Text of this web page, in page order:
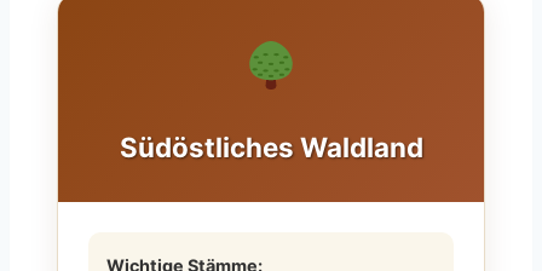
Südöstliches Waldland
Wichtige Stämme: